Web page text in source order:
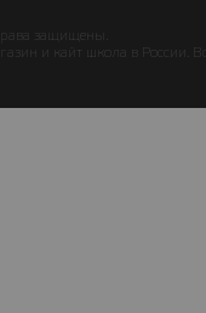
защищены.
и кайт школа в России.